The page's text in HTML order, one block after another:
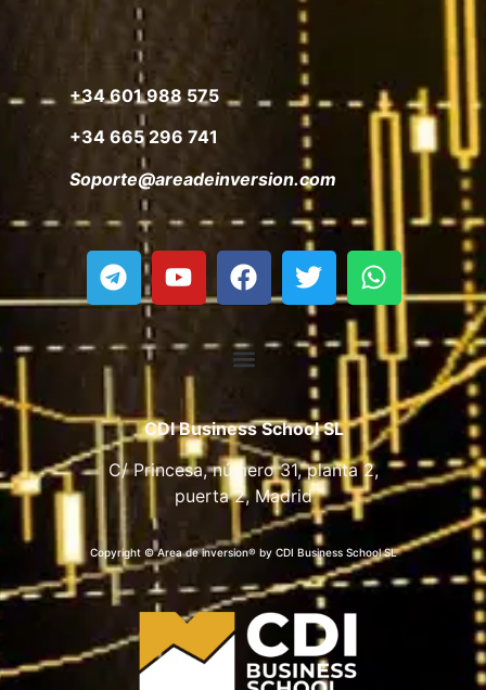
+34 601 988 575
+34 665 296 741
Soporte@areadeinversion.com
CDI Business School SL
C/ Princesa, número 31, planta 2,
puerta 2, Madrid
Copyright © Area de inversion® by CDI Business School SL